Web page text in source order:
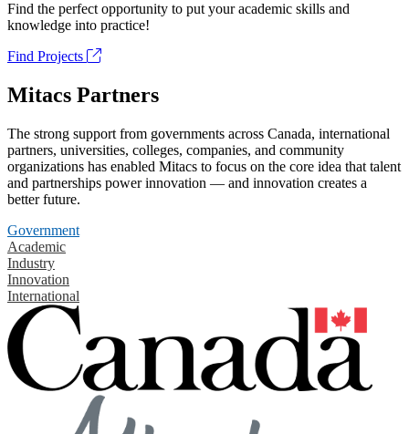
Find the perfect opportunity to put your academic skills and
knowledge into practice!
Find Projects
Mitacs Partners
The strong support from governments across Canada, international
partners, universities, colleges, companies, and community
organizations has enabled Mitacs to focus on the core idea that talent
and partnerships power innovation — and innovation creates a
better future.
Government
Academic
Industry
Innovation
International